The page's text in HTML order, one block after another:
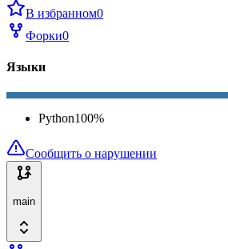
В избранном0
Форки0
Языки
Python100%
Сообщить о нарушении
main